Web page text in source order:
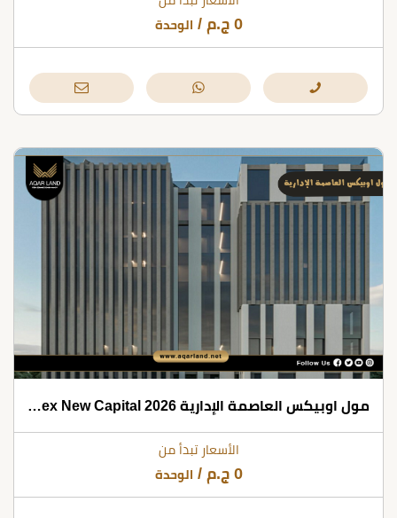
0 ج.م / الوحدة
مول اوبيكس العاصمة الإدارية 2026 Mall Obex New Capital
الأسعار تبدأ من
0 ج.م / الوحدة